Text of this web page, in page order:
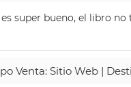
super bueno, el libro
Venta: Sitio Web |